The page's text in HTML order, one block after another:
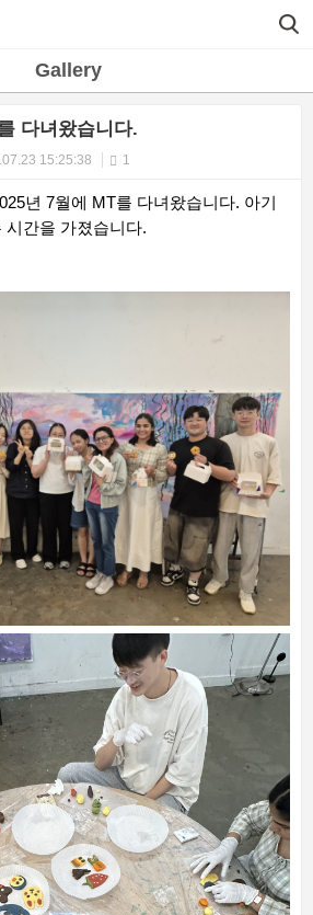
Gallery
다녀왔습니다.
15:25:38 1
년 7월에 MT를 다녀왔습니다. 아기
시간을 가졌습니다.